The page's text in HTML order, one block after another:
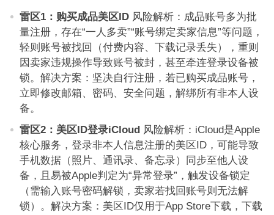
雷区1：购买成品美区ID风险解析：成品账号多为批
量注册，存在“一人多卖”“账号绑定卖家信息”等问题，
轻则账号被找回（付费内容、下载记录丢失），重则
因卖家违规操作导致账号被封，甚至牵连登录设备被
锁。解决方案：坚决自行注册，若已购买成品账号，
立即修改邮箱、密码、安全问题，解绑所有非本人设
备。
雷区2：美区ID登录iCloud风险解析：iCloud是Apple
核心服务，登录非本人信息注册的美区ID，可能导致
手机数据（照片、通讯录、备忘录）同步至他人设
备，且易被Apple判定为“异常登录”，触发设备锁定
（需输入账号密码解锁，卖家若找回账号则无法解
锁）。解决方案：美区ID仅用于App Store下载，下载